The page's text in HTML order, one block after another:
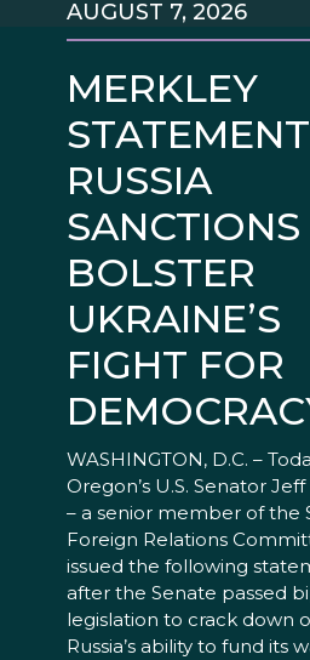
MERKLEY
RUSSIA
BOLSTER
UKRAINE’S
FIGHT FOR
AUGUST 7, 2026
WASHINGTON, D.C. –
Oregon’s U.S. Senator
– a senior member of the
Foreign Relations
issued the following
after the Senate passed
legislation to crack down
Russia’s ability to fund its